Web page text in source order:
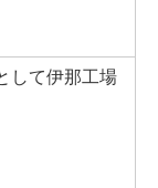
して伊那工場